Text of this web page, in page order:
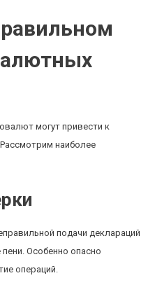
могут привести к
наиболее
подачи деклараций
Особенно опасно
операций.